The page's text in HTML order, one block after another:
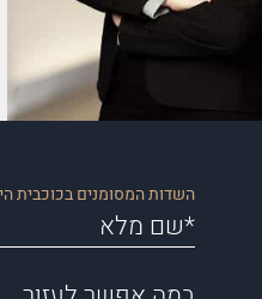
השדות המסומנים בכוכבית